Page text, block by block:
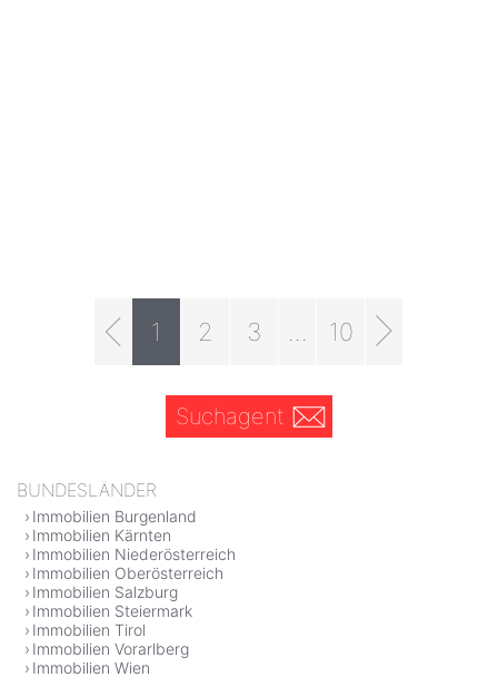
1 2 3 10
Suchagent
BUNDESLÄNDER
Immobilien Burgenland
Immobilien Kärnten
Immobilien Niederösterreich
Immobilien Oberösterreich
Immobilien Salzburg
Immobilien Steiermark
Immobilien Tirol
Immobilien Vorarlberg
Immobilien Wien